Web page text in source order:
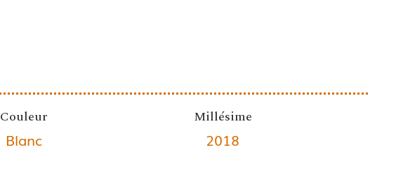
Couleur
Blanc
Millésime
2018